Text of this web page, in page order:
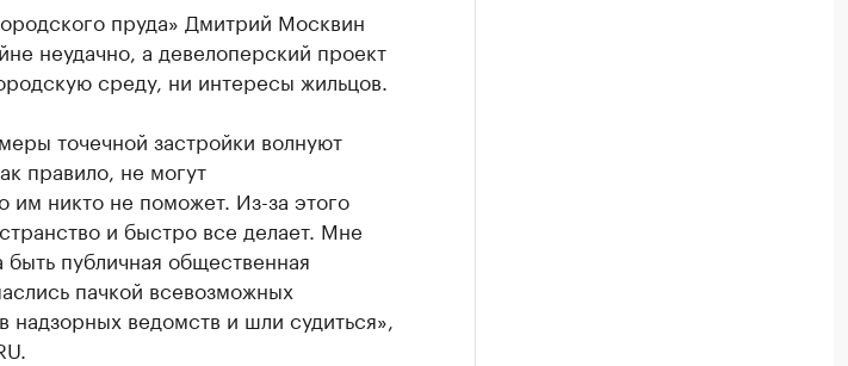
пруда» Дмитрий Москвин
неудачно, а девелоперский проект
среду, ни интересы жильцов.
точечной застройки волнуют
правило, не могут
им никто не поможет. Из-за этого
и быстро все делает. Мне
публичная общественная
пачкой всевозможных
ведомств и шли судиться»,